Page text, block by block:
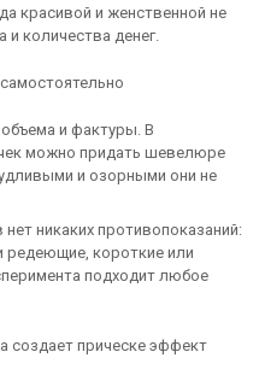
красивой и женственной не
и количества денег.
и фактуры. В
можно придать шевелюре
и озорными они не
никаких противопоказаний:
редеющие, короткие или
подходит любое
создает прическе эффект